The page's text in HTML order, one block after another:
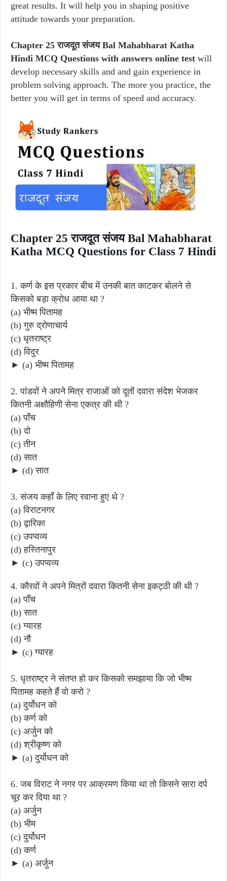
great results. It will help you in shaping positive
attitude towards your preparation.
Chapter 25 राजदूत संजय Bal Mahabharat Katha
Hindi MCQ Questions with answers online test will
develop necessary skills and and gain experience in
problem solving approach. The more you practice, the
better you will get in terms of speed and accuracy.
Chapter 25 राजदूत संजय Bal Mahabharat
Katha MCQ Questions for Class 7 Hindi
1. कर्ण के इस प्रकार बीच में उनकी बात काटकर बोलने से
किसको बड़ा क्रोध आया था ?
(a) भीष्म पितामह
(b) गुरु द्रोणाचार्य
(c) धृतराष्ट्र
(d) विदुर
► (a) भीष्म पितामह
2. पांडवों ने अपने मित्र राजाओं को दूतों दवारा संदेश भेजकर
कितनी अक्षौहिणी सेना एकत्र की थी ?
(a) पाँच
(b) दो
(c) तीन
(d) सात
► (d) सात
3. संजय कहाँ के लिए रवाना हुए थे ?
(a) विराटनगर
(b) द्वारिका
(c) उपप्वव्य
(d) हस्तिनापुर
► (c) उपप्वव्य
4. कौरवों ने अपने मित्रों दवारा कितनी सेना इकट्ठी की थी ?
(a) पाँच
(b) सात
(c) ग्यारह
(d) नौ
► (c) ग्यारह
5. धृतराष्ट्र ने संतप्त हो कर किसको समझाया कि जो भीष्म
पितामह कहते हैं वो करो ?
(a) दुर्योधन को
(b) कर्ण को
(c) अर्जुन को
(d) श्रीकृष्ण को
► (a) दुर्योधन को
6. जब विराट ने नगर पर आक्रमण किया था तो किसने सारा दर्प
चूर कर दिया था ?
(a) अर्जुन
(b) भीम
(c) दुर्योधन
(d) कर्ण
► (a) अर्जुन